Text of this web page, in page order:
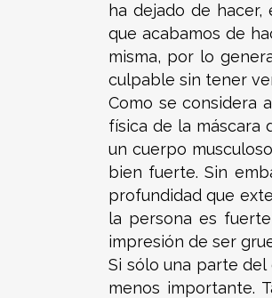
ha dejado de
que acabamos de
misma, por lo
culpable sin tener
Como se considera
física de la máscara
un cuerpo
bien fuerte. Sin
profundidad que
la persona es
impresión de ser
Si sólo una parte
menos importante.